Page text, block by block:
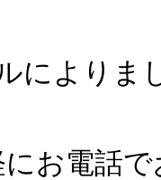
によりま
お電話